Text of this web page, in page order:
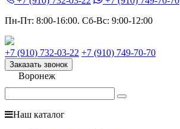
Пн-Пт: 8:00-16:00. Сб-Вс: 9:00-12:00
+7 (910) 732-03-22 +7 (910) 749-70-70
Заказать звонок
Воронеж
Наш каталог